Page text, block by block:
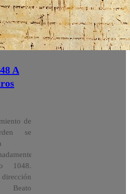
A
de
se
1048.